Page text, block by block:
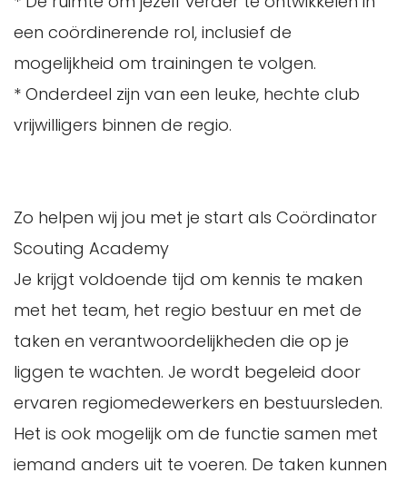
een coördinerende rol, inclusief de
mogelijkheid om trainingen te volgen.
* Onderdeel zijn van een leuke, hechte club
vrijwilligers binnen de regio.
Zo helpen wij jou met je start als Coördinator
Scouting Academy
Je krijgt voldoende tijd om kennis te maken
met het team, het regio bestuur en met de
taken en verantwoordelijkheden die op je
liggen te wachten. Je wordt begeleid door
ervaren regiomedewerkers en bestuursleden.
Het is ook mogelijk om de functie samen met
iemand anders uit te voeren. De taken kunnen